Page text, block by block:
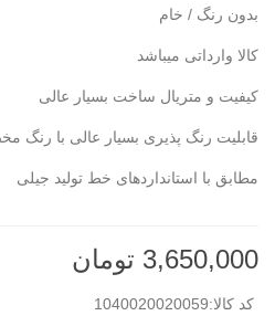
بدون رنگ / خام
کالا وارداتی میباشد
کیفیت و متریال ساخت بسیار عالی
قابلیت رنگ پذیری بسیار عالی با رنگ
مطابق با استانداردهای خط تولید جیلی
3,650,000 تومان
کد کالا:1040020020059